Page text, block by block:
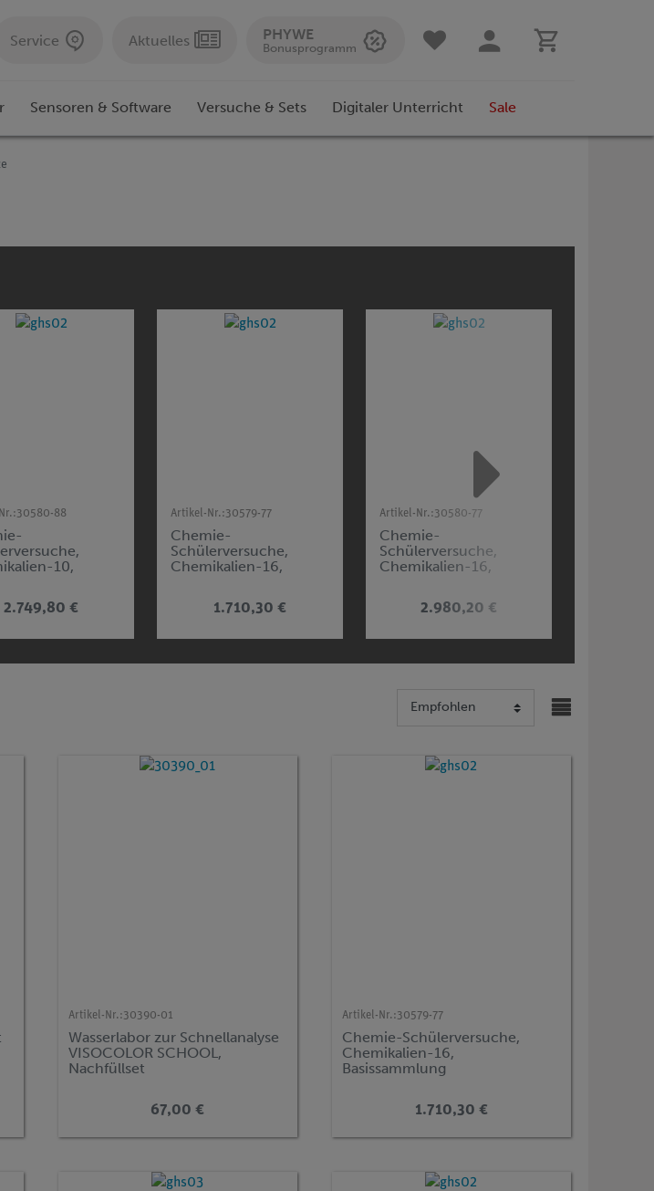
Service Aktuelles PHYWE
Bonusprogramm
Sensoren & Software Versuche & Sets Digitaler Unterricht Sale
30580-88
10,
2.749,80 €
Artikel-Nr.:30579-77
Chemie-
Schülerversuche,
Chemikalien-16,
1.710,30 €
Artikel-Nr.:30580-77
Chemie-
Schülerversuche,
Chemikalien-16,
2.980,20 €
Artikel-Nr.:30390-01
Wasserlabor zur Schnellanalyse
VISOCOLOR SCHOOL,
Nachfüllset
67,00 €
Artikel-Nr.:30579-77
Chemie-Schülerversuche,
Chemikalien-16,
Basissammlung
1.710,30 €